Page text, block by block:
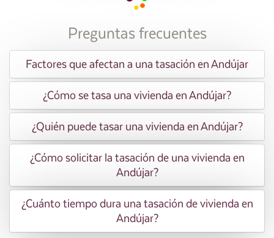
Preguntas frecuentes
Factores que afectan a una tasación en Andújar
¿Cómo se tasa una vivienda en Andújar?
¿Quién puede tasar una vivienda en Andújar?
¿Cómo solicitar la tasación de una vivienda en
Andújar?
¿Cuánto tiempo dura una tasación de vivienda en
Andújar?